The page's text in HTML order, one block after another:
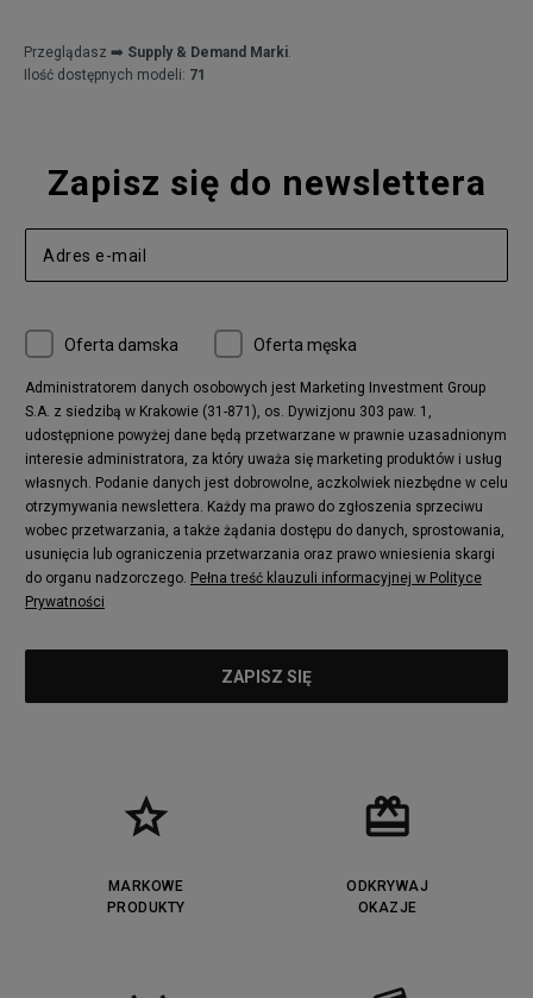
Przeglądasz ➡️ Supply & Demand Marki.
Ilość dostępnych modeli: 71
Zapisz się do newslettera
Oferta damska Oferta męska
Administratorem danych osobowych jest Marketing Investment Group
S.A. z siedzibą w Krakowie (31-871), os. Dywizjonu 303 paw. 1,
udostępnione powyżej dane będą przetwarzane w prawnie uzasadnionym
interesie administratora, za który uważa się marketing produktów i usług
własnych. Podanie danych jest dobrowolne, aczkolwiek niezbędne w celu
otrzymywania newslettera. Każdy ma prawo do zgłoszenia sprzeciwu
wobec przetwarzania, a także żądania dostępu do danych, sprostowania,
usunięcia lub ograniczenia przetwarzania oraz prawo wniesienia skargi
do organu nadzorczego. Pełna treść klauzuli informacyjnej w Polityce
Prywatności
MARKOWE
PRODUKTY
ODKRYWAJ
OKAZJE